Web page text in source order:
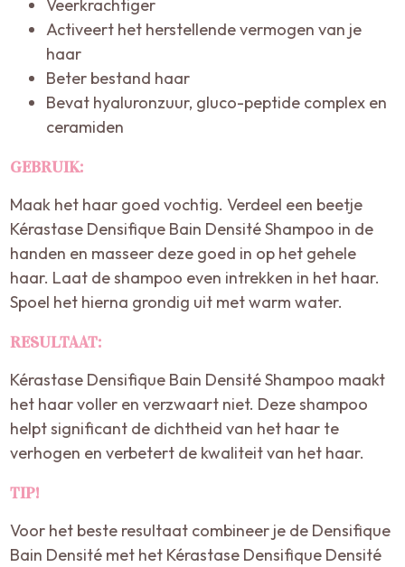
Veerkrachtiger
Activeert het herstellende vermogen van je
haar
Beter bestand haar
Bevat hyaluronzuur, gluco-peptide complex en
ceramiden
GEBRUIK:
Maak het haar goed vochtig. Verdeel een beetje
Kérastase Densifique Bain Densité Shampoo in de
handen en masseer deze goed in op het gehele
haar. Laat de shampoo even intrekken in het haar.
Spoel het hierna grondig uit met warm water.
RESULTAAT:
Kérastase Densifique Bain Densité Shampoo maakt
het haar voller en verzwaart niet. Deze shampoo
helpt significant de dichtheid van het haar te
verhogen en verbetert de kwaliteit van het haar.
TIP!
Voor het beste resultaat combineer je de Densifique
Bain Densité met het Kérastase Densifique Densité